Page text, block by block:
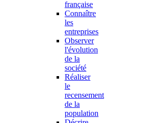
française
Connaître
les
entreprises
Observer
l'évolution
de la
société
Réaliser
le
recensement
de la
population